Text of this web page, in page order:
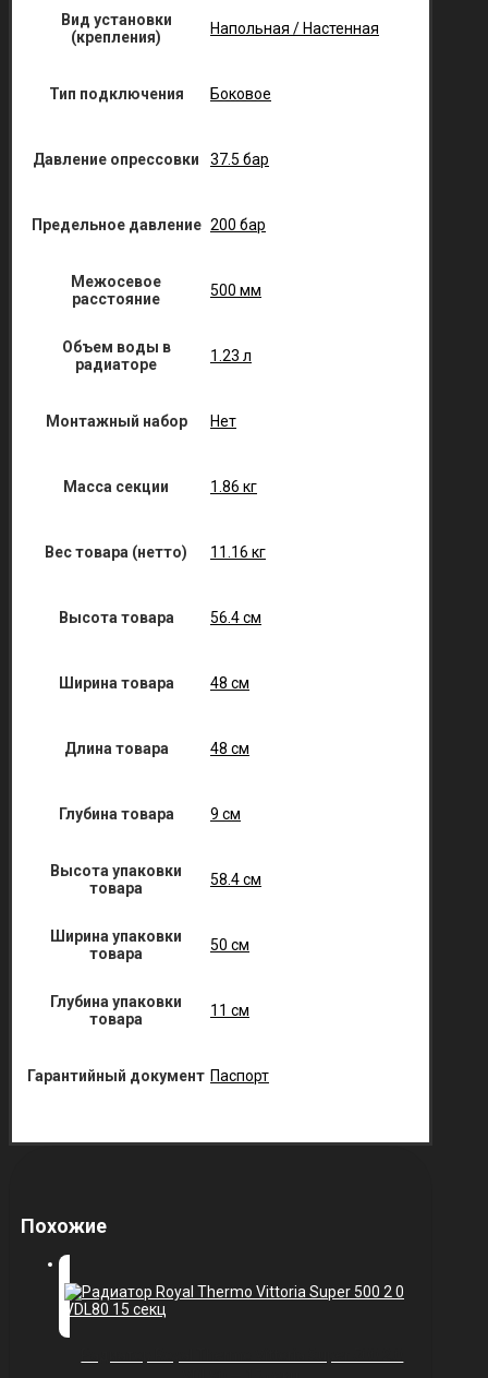
Вид установки
(крепления)
Напольная / Настенная
Тип подключения Боковое
Давление опрессовки 37.5 бар
Предельное давление 200 бар
Межосевое
расстояние
500 мм
Объем воды в
радиаторе
1.23 л
Монтажный набор Нет
Масса секции 1.86 кг
Вес товара (нетто) 11.16 кг
Высота товара 56.4 см
Ширина товара 48 см
Длина товара 48 см
Глубина товара 9 см
Высота упаковки
товара
58.4 см
Ширина упаковки
товара
50 см
Глубина упаковки
товара
11 см
Гарантийный документ Паспорт
Похожие